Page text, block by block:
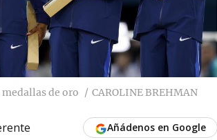
de oro CAROLINE BREHMAN
Añádenos en Google